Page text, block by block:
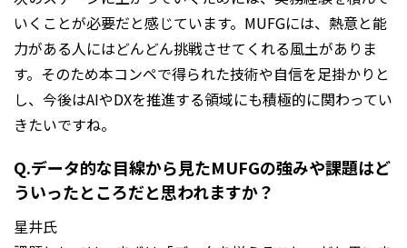
いくことが必要だと感じています。MUFGには、熱意と能
力がある人にはどんどん挑戦させてくれる風土がありま
す。そのため本コンペで得られた技術や自信を足掛かりと
し、今後はAIやDXを推進する領域にも積極的に関わってい
きたいですね。
Q.データ的な目線から見たMUFGの強みや課題はど
ういったところだと思われますか？
星井氏